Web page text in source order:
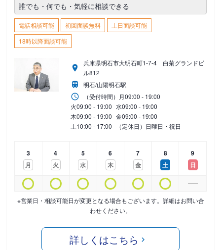
誰でも・何でも・気軽に相談できる
電話相談可能 初回面談無料
土日面談可能
18時以降面談可能
兵庫県明石市大明石町1-7-4 白菊グランドビ
ル812
明石/山陽明石駅
（受付時間） 月09:00 - 19:00
火09:00 - 19:00 水09:00 - 19:00
木09:00 - 19:00 金09:00 - 19:00
土10:00 - 17:00 （定休日）日曜日・祝日
3
月
4
火
5
水
6
木
7
金
8
土
9
日
※営業日・相談可能日が変更となる場合もございます。詳細はお問い合
わせください。
詳しくはこちら